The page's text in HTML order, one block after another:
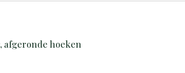
afgeronde hoeken